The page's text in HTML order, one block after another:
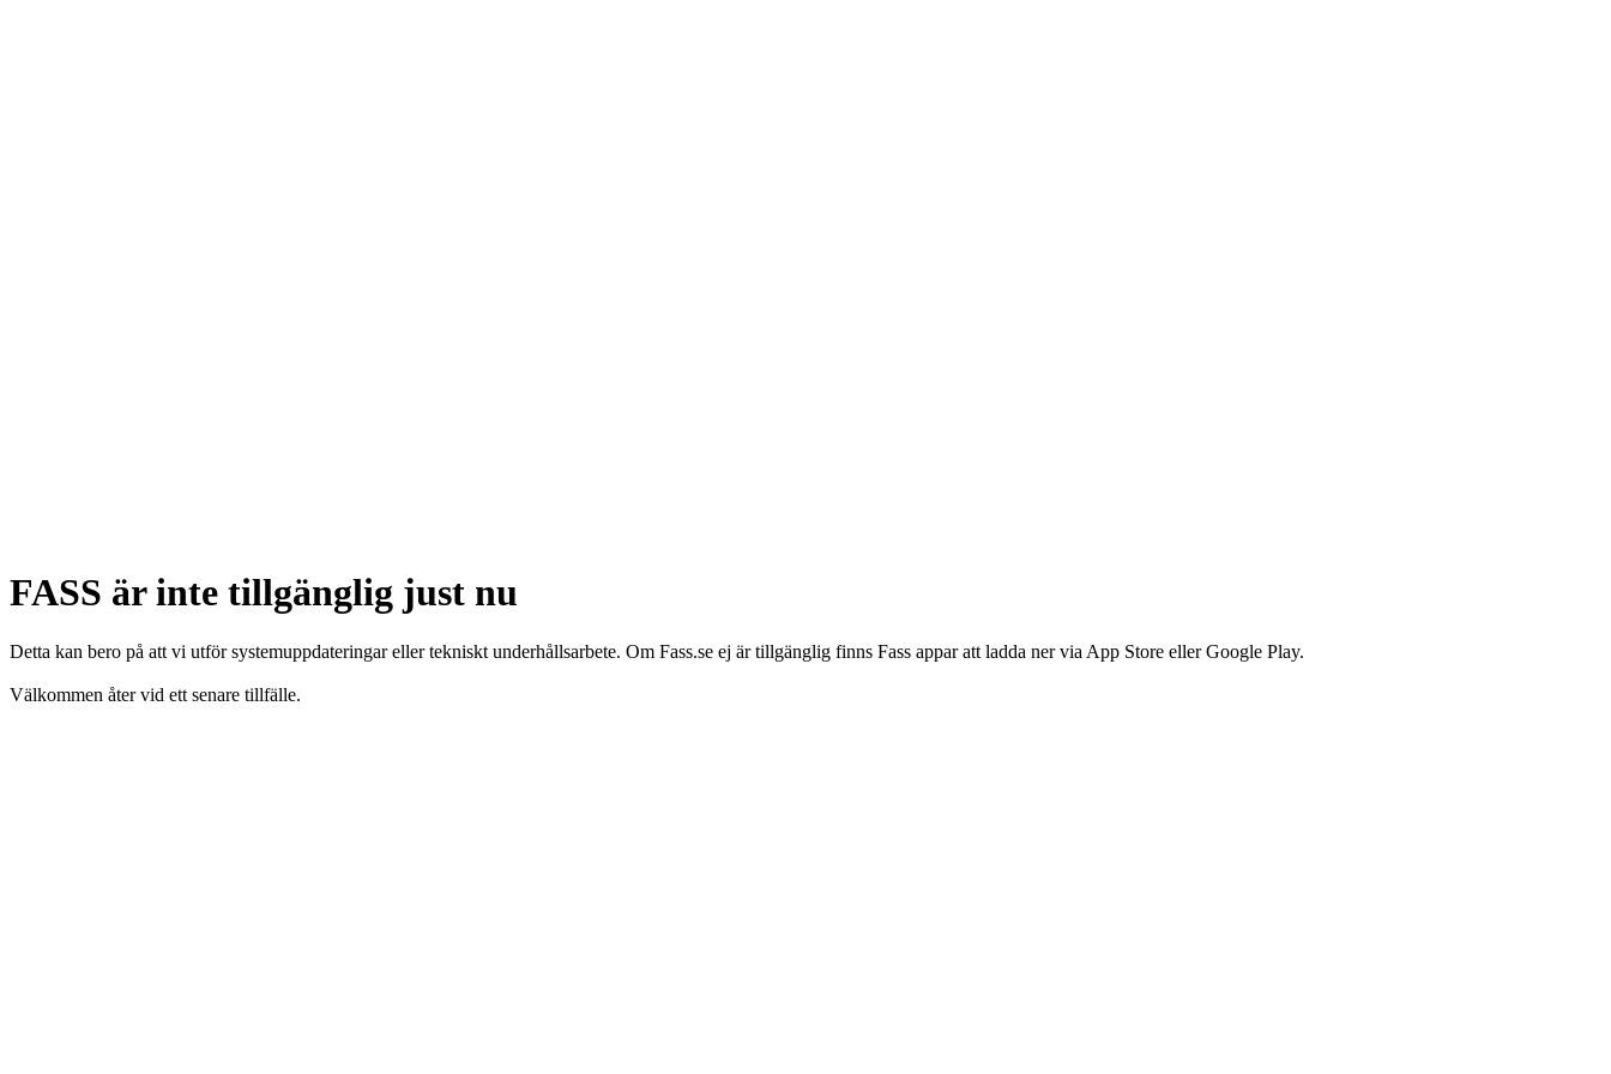
FASS är inte tillgänglig just nu
Detta kan bero på att vi utför systemuppdateringar eller tekniskt underhållsarbete. Om Fass.se ej är tillgänglig finns Fass appar att ladda ner via App Store eller Google Play.
Välkommen åter vid ett senare tillfälle.